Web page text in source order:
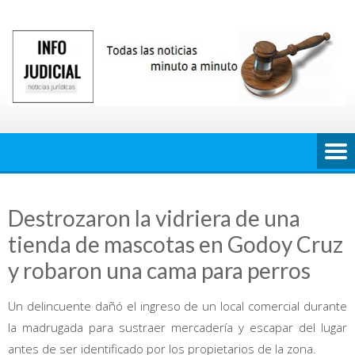
contenido
Destrozaron la vidriera de una
tienda de mascotas en Godoy Cruz
y robaron una cama para perros
Un delincuente dañó el ingreso de un local comercial durante
la madrugada para sustraer mercadería y escapar del lugar
antes de ser identificado por los propietarios de la zona.